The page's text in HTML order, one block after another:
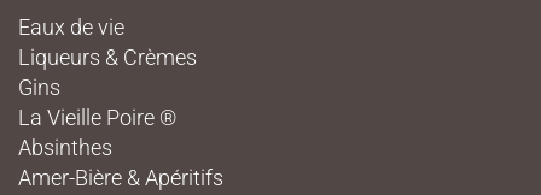
Eaux de vie
Liqueurs & Crèmes
Gins
La Vieille Poire ®
Absinthes
Amer-Bière & Apéritifs